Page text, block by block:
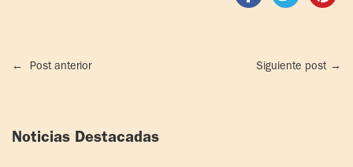
← Post anterior Siguiente post →
Noticias Destacadas